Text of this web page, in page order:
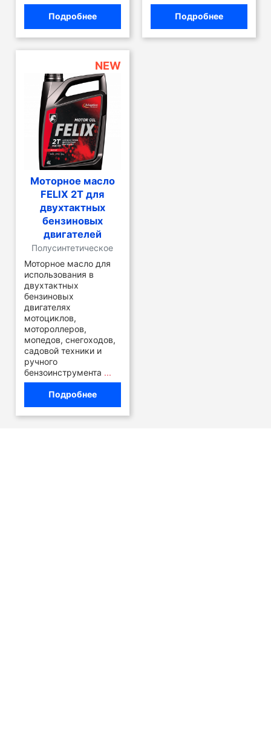
Подробнее Подробнее
NEW
Моторное масло
FELIX 2T для
двухтактных
бензиновых
двигателей
Полусинтетическое
Моторное масло для
использования в
двухтактных
бензиновых
двигателях
мотоциклов,
мотороллеров,
мопедов, снегоходов,
садовой техники и
ручного
бензоинструмента ...
Подробнее